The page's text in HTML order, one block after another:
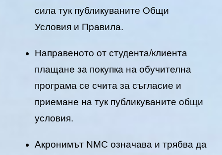
сила тук публикуваните Общи
Условия и Правила.
Направеното от студента/клиента
плащане за покупка на обучителна
програма се счита за съгласие и
приемане на тук публикуваните общи
условия.
Акронимът NMC означава и трябва да